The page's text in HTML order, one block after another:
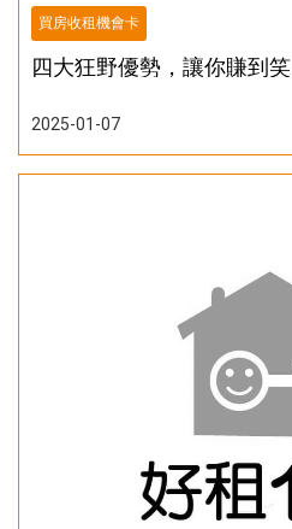
買房收租機會卡
四大狂野優勢，讓你賺到笑
2025-01-07